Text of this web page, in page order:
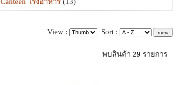
View : Sort :
พบสินค้า 29 รายการ